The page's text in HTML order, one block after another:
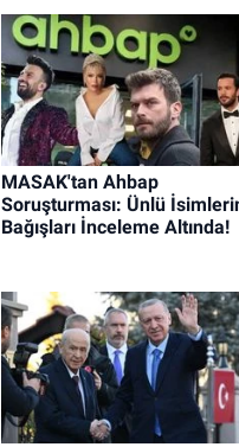
MASAK'tan Ahbap
Soruşturması: Ünlü
Bağışları İnceleme Altında!